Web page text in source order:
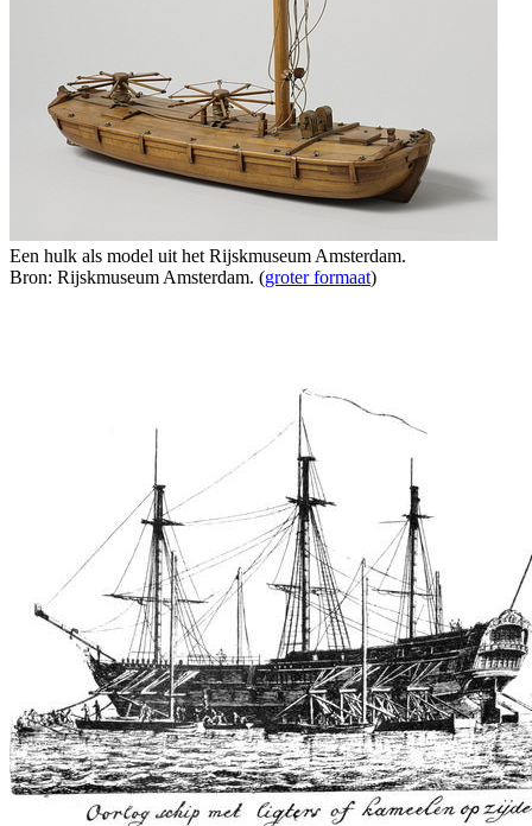
Een hulk als model uit het Rijskmuseum Amsterdam.
Bron: Rijskmuseum Amsterdam. (groter formaat)